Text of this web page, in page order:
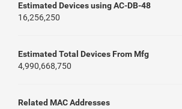
Estimated Devices using AC-DB-48
16,256,250
Estimated Total Devices From Mfg
4,990,668,750
Related MAC Addresses